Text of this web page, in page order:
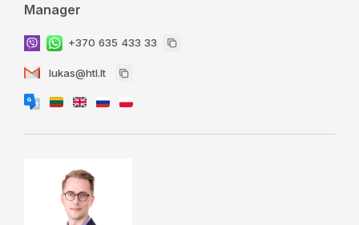
Manager
+370 635 433 33
lukas@htl.lt